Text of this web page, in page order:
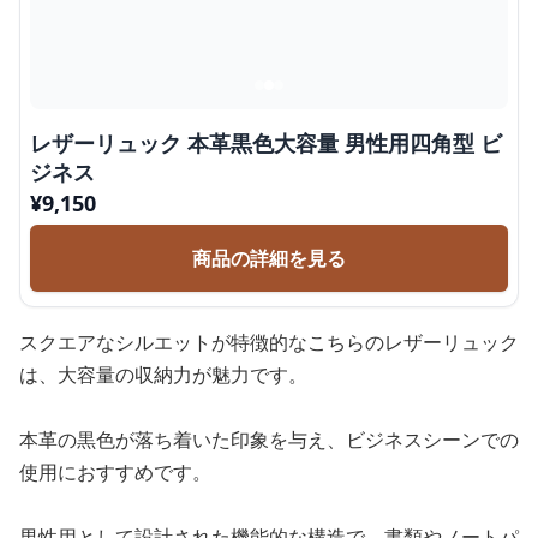
レザーリュック 本革黒色大容量 男性用四角型 ビ
ジネス
¥9,150
商品の詳細を見る
スクエアなシルエットが特徴的なこちらのレザーリュック
は、大容量の収納力が魅力です。
本革の黒色が落ち着いた印象を与え、ビジネスシーンでの
使用におすすめです。